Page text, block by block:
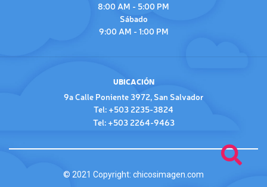
8:00 AM - 5:00 PM
Sábado
9:00 AM - 1:00 PM
UBICACIÓN
9a Calle Poniente 3972, San Salvador
Tel: +503 2235-3824
Tel: +503 2264-9463
© 2021 Copyright: chicosimagen.com